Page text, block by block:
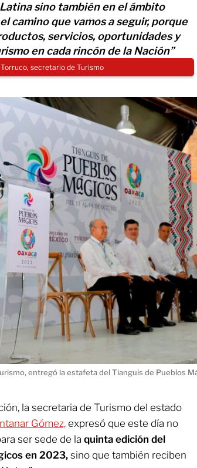
sino también en el ámbito
camino que vamos a seguir, porque
servicios, oportunidades y
en cada rincón de la Nación”
secretario de Turismo
entregó la estafeta del Tianguis de Pueblos
la secretaria de Turismo del estado
Gómez, expresó que este día no
ser sede de la quinta edición del
en 2023,sino que también reciben